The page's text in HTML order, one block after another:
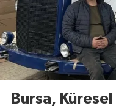
Bursa,